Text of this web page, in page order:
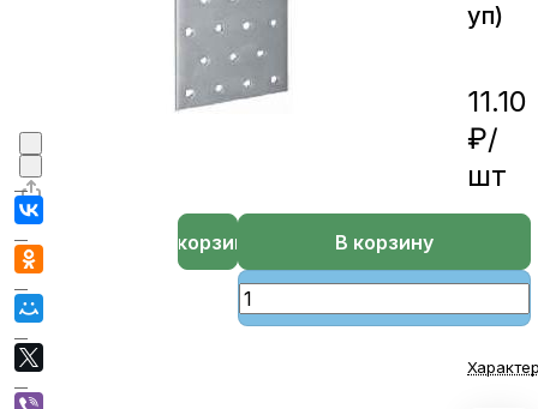
уп)
11.10
₽/
шт
В корзину
В корзине